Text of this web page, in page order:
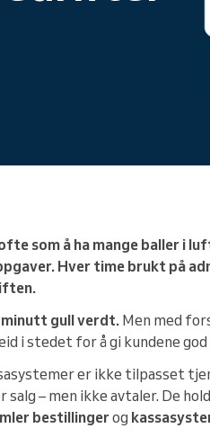
som å ha mange baller i
Hver time brukt på
gull verdt. Men med
i stedet for å gi kundene god
er ikke tilpasset
salg – men ikke avtaler. De
bestillingerog